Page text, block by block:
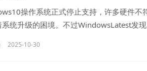
操作系统正式停止支持，许多硬件
系统升级的困境。不过WindowsLatest发
需依赖第三方工具，就能完美绕过硬件检查
2025-10-30